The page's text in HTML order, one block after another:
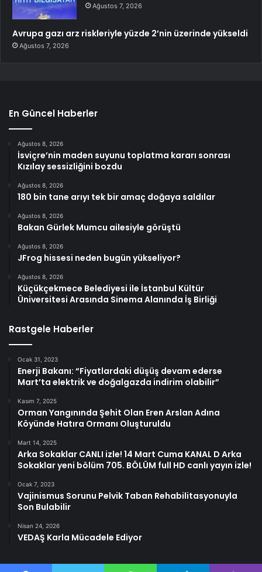
Ağustos 7, 2026
Avrupa gazı arz riskleriyle yüzde 2’nin üzerinde yükseldi
Ağustos 7, 2026
En Güncel Haberler
Ağustos 8, 2026
İsviçre’nin maden suyunu toplatma kararı sonrası
Kızılay sessizliğini bozdu
Ağustos 8, 2026
180 bin tane arıyı tek bir amaç doğaya saldılar
Ağustos 8, 2026
Bakan Gürlek Mumcu ailesiyle görüştü
Ağustos 8, 2026
JFrog hissesi neden bugün yükseliyor?
Ağustos 8, 2026
Küçükçekmece Belediyesi ile İstanbul Kültür
Üniversitesi Arasında Sinema Alanında İş Birliği
Rastgele Haberler
Ocak 31, 2023
Enerji Bakanı: “Fiyatlardaki düşüş devam ederse
Mart’ta elektrik ve doğalgazda indirim olabilir”
Kasım 7, 2025
Orman Yangınında Şehit Olan Eren Arslan Adına
Köyünde Hatıra Ormanı Oluşturuldu
Mart 14, 2025
Arka Sokaklar CANLI izle! 14 Mart Cuma KANAL D Arka
Sokaklar yeni bölüm 705. BÖLÜM full HD canlı yayın izle!
Ocak 7, 2023
Vajinismus Sorunu Pelvik Taban Rehabilitasyonuyla
Son Bulabilir
Nisan 24, 2026
VEDAŞ Karla Mücadele Ediyor